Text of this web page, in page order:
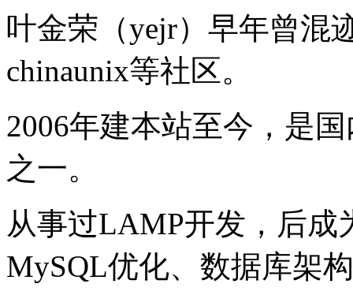
叶金荣（yejr）早年曾混
chinaunix等社区。
2006年建本站至今，是
之一。
从事过LAMP开发，后成
MySQL优化、数据库架